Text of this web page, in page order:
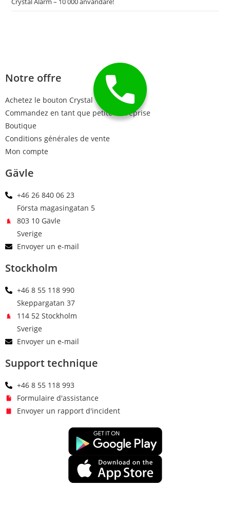
Notre offre
Achetez le bouton Crystal
Commandez en tant que petite entreprise
Boutique
Conditions générales de vente
Mon compte
Gävle
+46 26 840 06 23
Första magasingatan 5
803 10 Gävle
Sverige
Envoyer un e-mail
Stockholm
+46 8 55 118 990
Skeppargatan 37
114 52 Stockholm
Sverige
Envoyer un e-mail
Support technique
+46 8 55 118 993
Formulaire d'assistance
Envoyer un rapport d'incident